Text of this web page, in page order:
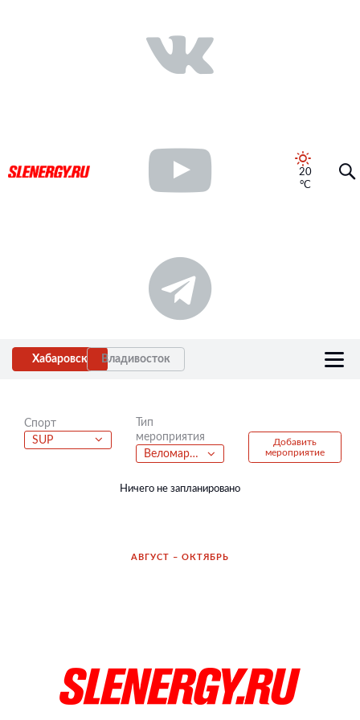
20
°C
Хабаровск Владивосток
Спорт
SUP
Тип
мероприятия
Веломарафон
Добавить
мероприятие
Ничего не запланировано
АВГУСТ – ОКТЯБРЬ